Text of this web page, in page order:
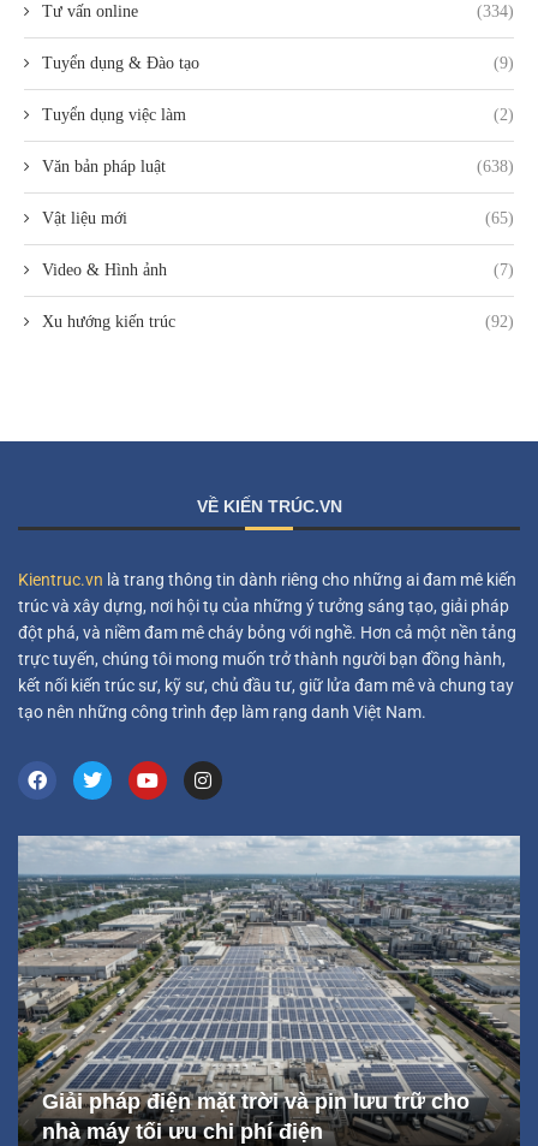
Tư vấn online (334)
Tuyển dụng & Đào tạo (9)
Tuyển dụng việc làm (2)
Văn bản pháp luật (638)
Vật liệu mới (65)
Video & Hình ảnh (7)
Xu hướng kiến trúc (92)
VỀ KIẾN TRÚC.VN
Kientruc.vn là trang thông tin dành riêng cho những ai đam mê kiến
trúc và xây dựng, nơi hội tụ của những ý tưởng sáng tạo, giải pháp
đột phá, và niềm đam mê cháy bỏng với nghề. Hơn cả một nền tảng
trực tuyến, chúng tôi mong muốn trở thành người bạn đồng hành,
kết nối kiến trúc sư, kỹ sư, chủ đầu tư, giữ lửa đam mê và chung tay
tạo nên những công trình đẹp làm rạng danh Việt Nam.
Giải pháp điện mặt trời và pin lưu trữ cho
nhà máy tối ưu chi phí điện